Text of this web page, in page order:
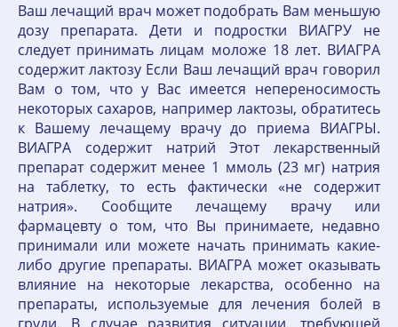
Ваш лечащий врач может подобрать Вам меньшую
дозу препарата. Дети и подростки ВИАГРУ не
следует принимать лицам моложе 18 лет. ВИАГРА
содержит лактозу Если Ваш лечащий врач говорил
Вам о том, что у Вас имеется непереносимость
некоторых сахаров, например лактозы, обратитесь
к Вашему лечащему врачу до приема ВИАГРЫ.
ВИАГРА содержит натрий Этот лекарственный
препарат содержит менее 1 ммоль (23 мг) натрия
на таблетку, то есть фактически «не содержит
натрия». Сообщите лечащему врачу или
фармацевту о том, что Вы принимаете, недавно
принимали или можете начать принимать какие-
либо другие препараты. ВИАГРА может оказывать
влияние на некоторые лекарства, особенно на
препараты, используемые для лечения болей в